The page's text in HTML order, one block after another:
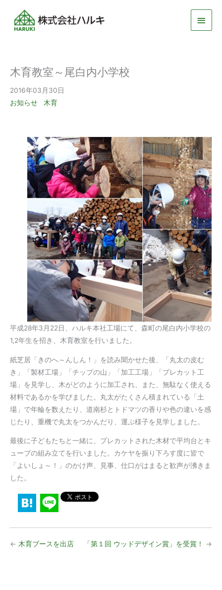
メ
木育教室～尾白内小学校
2016年03月30日
お知らせ
木育
平成28年3月22日、ハルキ本社工場にて、森町の尾白内小学校の
1,2年生を招き、木育教室を行いました。
紙芝居「きのへ～んしん！」を読み聞かせた後、「丸太の皮む
き」「製材工場」「チップの山」「加工工場」「プレカット工
場」を見学し、木がどのように加工され、また、無駄なく使える
材料であるかを学びました。丸太がたくさん積まれている「土
場」で年輪を数えたり、道南杉とトドマツの香りや色の違いを感
じたり、重機で丸太をつかんだり、運ぶ様子を見学しました。
最後に子どもたちと一緒に、プレカットされた木材で平均台とキ
ューブの組み立てを行いました。カケヤを振り下ろす度に皆で
「よいしょ～！」のかけ声、見事、仕口がはまると歓声が沸きま
した。
← 木育ブースを出店 「第１回 ウッドデザイン賞」を受賞！ →